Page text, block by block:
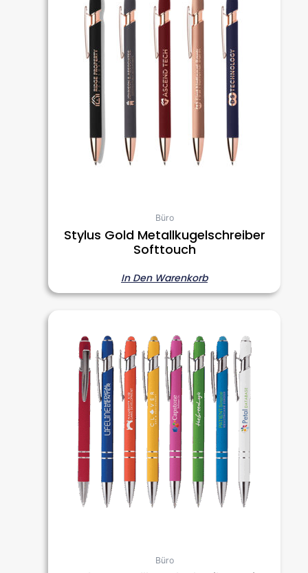
Büro
Stylus Gold Metallkugelschreiber
Softtouch
In Den Warenkorb
Büro